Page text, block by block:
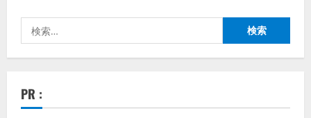
判
め
｜
コ
索:
PR :